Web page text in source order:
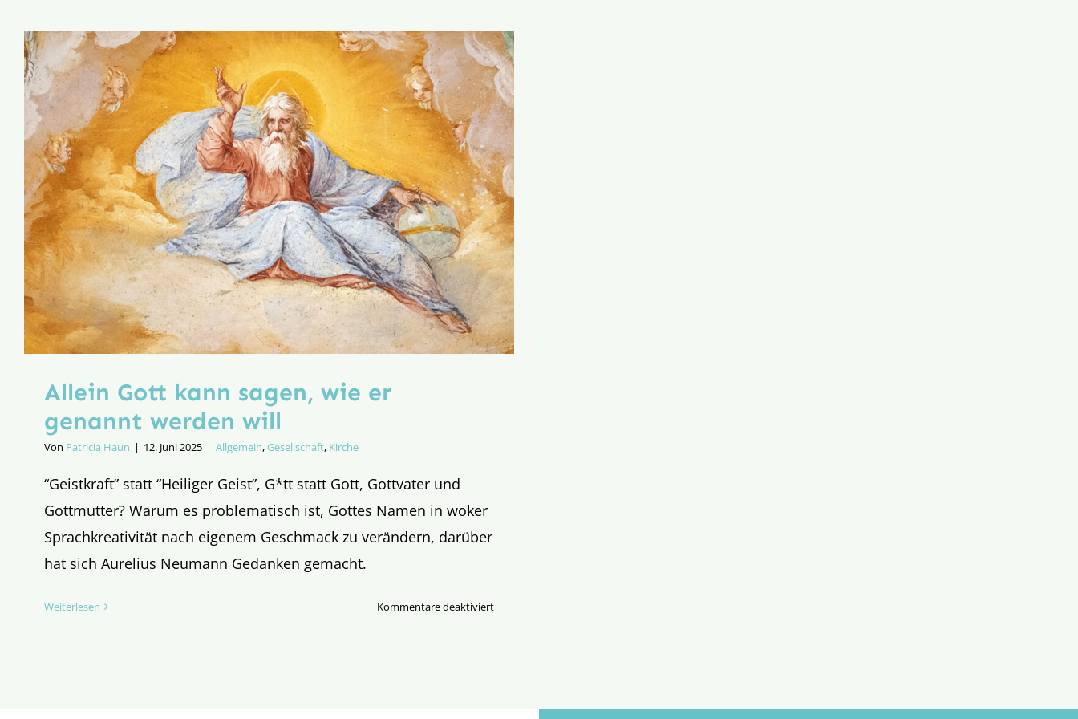
Allein Gott kann sagen, wie er
genannt werden will
Von Patricia Haun | 12. Juni 2025 | Allgemein,Gesellschaft, Kirche
“Geistkraft” statt “Heiliger Geist”, G*tt statt Gott, Gottvater und
Gottmutter? Warum es problematisch ist, Gottes Namen in woker
Sprachkreativität nach eigenem Geschmack zu verändern, darüber
hat sich Aurelius Neumann Gedanken gemacht.
Weiterlesen Kommentare deaktiviertfür